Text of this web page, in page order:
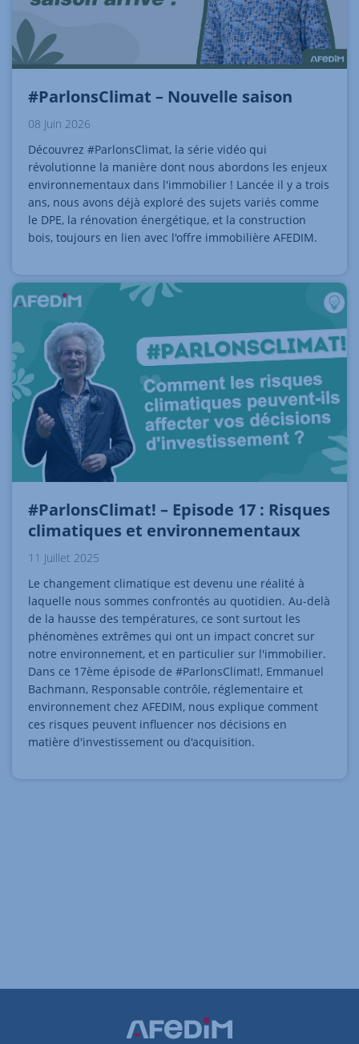
#ParlonsClimat – Nouvelle saison
08 Juin 2026
Découvrez #ParlonsClimat, la série vidéo qui
révolutionne la manière dont nous abordons les enjeux
environnementaux dans l'immobilier ! Lancée il y a trois
ans, nous avons déjà exploré des sujets variés comme
le DPE, la rénovation énergétique, et la construction
bois, toujours en lien avec l'offre immobilière AFEDIM.
#ParlonsClimat! – Episode 17 : Risques
climatiques et environnementaux
11 Juillet 2025
Le changement climatique est devenu une réalité à
laquelle nous sommes confrontés au quotidien. Au-delà
de la hausse des températures, ce sont surtout les
phénomènes extrêmes qui ont un impact concret sur
notre environnement, et en particulier sur l'immobilier.
Dans ce 17ème épisode de #ParlonsClimat!, Emmanuel
Bachmann, Responsable contrôle, réglementaire et
environnement chez AFEDIM, nous explique comment
ces risques peuvent influencer nos décisions en
matière d'investissement ou d'acquisition.